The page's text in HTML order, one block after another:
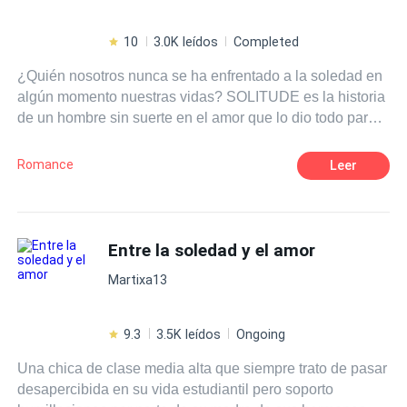
10 3.0K leídos Completed
¿Quién nosotros nunca se ha enfrentado a la soledad en
algún momento nuestras vidas? SOLITUDE es la historia
de un hombre sin suerte en el amor que lo dio todo para
de fracasar varias veces, pierde todo lo que tiene, se
empobrece, terminando en un barrio bajo, rodeado de
adentrándose aún más en el pozo emocional".
Romance Leer
Entre la soledad y el amor
Martixa13
9.3 3.5K leídos Ongoing
Una chica de clase media alta que siempre trato de pasar
desapercibida en su vida estudiantil pero soporto